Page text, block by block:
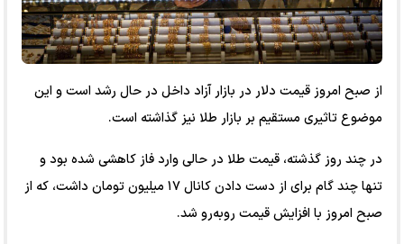
از صبح امروز قیمت دلار در بازار آزاد داخل در حال رشد است و این
موضوع تاثیری مستقیم بر بازار طلا نیز گذاشته است.
در چند روز گذشته، قیمت طلا در حالی وارد فاز کاهشی شده بود و
تنها چند گام برای از دست دادن کانال ۱۷ میلیون تومان داشت، که از
صبح امروز با افزایش قیمت رو‌به‌رو شد.